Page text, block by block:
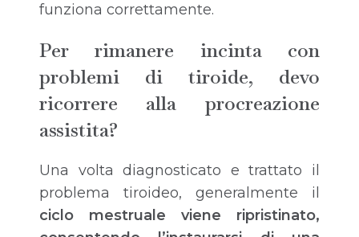
funziona correttamente.
Per rimanere incinta con
problemi di tiroide, devo
ricorrere alla procreazione
assistita?
Una volta diagnosticato e trattato il
problema tiroideo, generalmente il
ciclo mestruale viene ripristinato,